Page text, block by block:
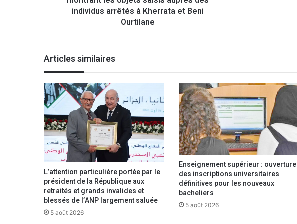
e
d
i
f
f
u
s
e
u
n
v
i
d
é
individus arrêtés à Kherrata et Beni
Ourtilane
f
f
t
s
d
u
l
a
x
i
s
Articles similaires
L’attention particulière portée par le
président de la République aux
retraités et grands invalides et
blessés de l’ANP largement saluée
5 août 2026
Enseignement supérieur : ouverture
des inscriptions universitaires
définitives pour les nouveaux
bacheliers
5 août 2026